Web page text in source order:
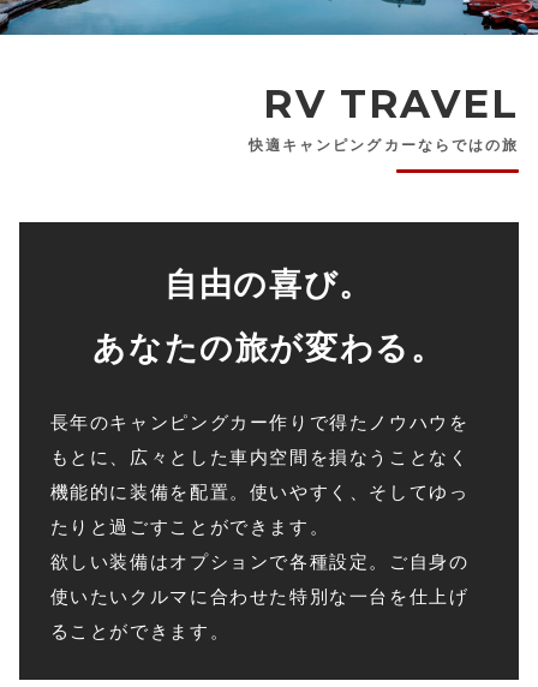
RV TRAVEL
快適キャンピングカーならではの旅
自由の喜び。
あなたの旅が変わる。
長年のキャンピングカー作りで得たノウハウを
もとに、広々とした車内空間を損なうことなく
機能的に装備を配置。使いやすく、そしてゆっ
たりと過ごすことができます。
欲しい装備はオプションで各種設定。ご自身の
使いたいクルマに合わせた特別な一台を仕上げ
ることができます。